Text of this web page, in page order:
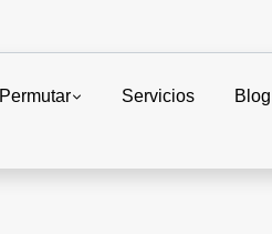
Permutar Servicios Blog